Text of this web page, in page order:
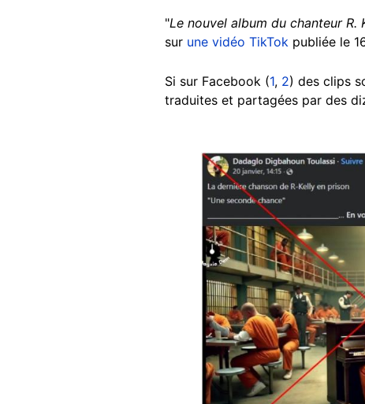
"Le nouvel album du chanteur
sur une vidéo TikTok publiée le
Si sur Facebook (1, 2) des clips
traduites et partagées par des
Image